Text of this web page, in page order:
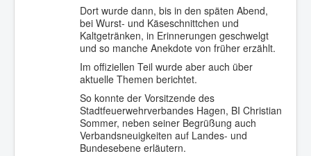
Dort wurde dann, bis in den späten Abend,
bei Wurst- und Käseschnittchen und
Kaltgetränken, in Erinnerungen geschwelgt
und so manche Anekdote von früher erzählt.
Im offiziellen Teil wurde aber auch über
aktuelle Themen berichtet.
So konnte der Vorsitzende des
Stadtfeuerwehrverbandes Hagen, BI Christian
Sommer, neben seiner Begrüßung auch
Verbandsneuigkeiten auf Landes- und
Bundesebene erläutern.